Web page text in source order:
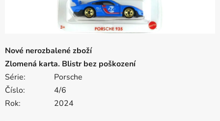
Nové nerozbalené zboží
Zlomená karta. Blistr bez poškození
Série:
Porsche
Číslo:
4/6
Rok:
2024